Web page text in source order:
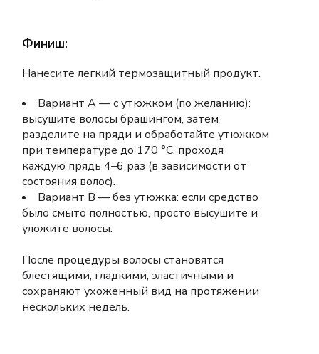
Финиш:
Нанесите легкий термозащитный продукт.
Вариант А — с утюжком (по желанию):
высушите волосы брашингом, затем
разделите на пряди и обработайте утюжком
при температуре до 170 °C, проходя
каждую прядь 4–6 раз (в зависимости от
состояния волос).
Вариант B — без утюжка: если средство
было смыто полностью, просто высушите и
уложите волосы.
После процедуры волосы становятся
блестящими, гладкими, эластичными и
сохраняют ухоженный вид на протяжении
нескольких недель.